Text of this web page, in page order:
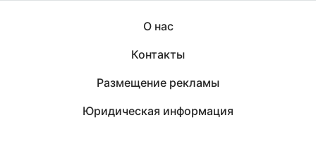
О нас
Контакты
Размещение рекламы
Юридическая информация